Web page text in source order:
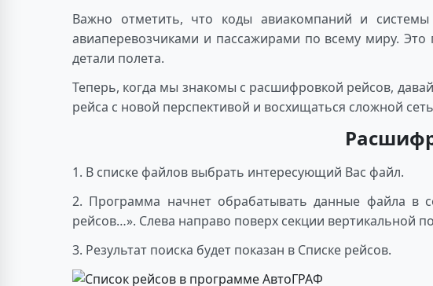
Важно отметить, что коды авиакомпаний и
авиаперевозчиками и пассажирами по всему миру.
детали полета.
Теперь, когда мы знакомы с расшифровкой рейсов,
рейса с новой перспективой и восхищаться сложной
1. В списке файлов выбрать интересующий Вас файл.
2. Программа начнет обрабатывать данные файла в
рейсов…». Слева направо поверх секции вертикальной
3. Результат поиска будет показан в Списке рейсов.